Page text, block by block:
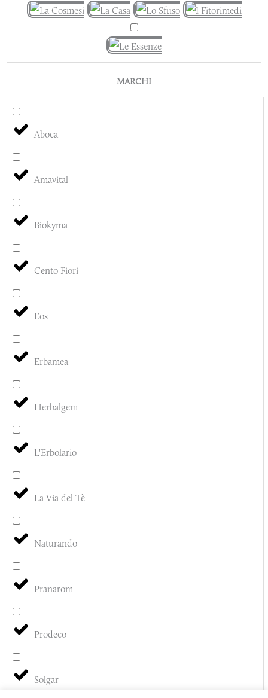
MARCHI
Aboca
Amavital
Biokyma
Cento Fiori
Eos
Erbamea
Herbalgem
L'Erbolario
La Via del Tè
Naturando
Pranarom
Prodeco
Solgar